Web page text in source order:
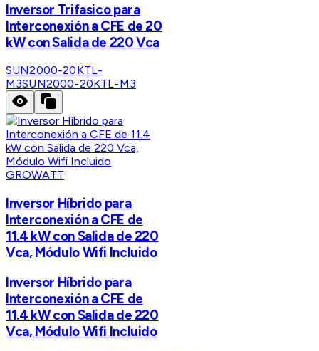
Inversor Trifasico para
Interconexión a CFE de 20
kW con Salida de 220 Vca
SUN2000-20KTL-
M3SUN2000-20KTL-M3
GROWATT
Inversor Híbrido para
Interconexión a CFE de
11.4 kW con Salida de 220
Vca, Módulo Wifi Incluido
Inversor Híbrido para
Interconexión a CFE de
11.4 kW con Salida de 220
Vca, Módulo Wifi Incluido